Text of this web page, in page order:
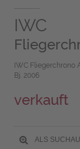
IWC
IWC Fliegerchrono
Bj. 2006
verkauft
ALS